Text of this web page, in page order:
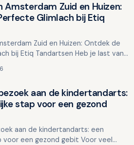
Zuid en Huizen:
Glimlach bij Etiq
Zuid en Huizen: Ontdek de
bij Etiq Tandartsen Heb je last van
aan de kindertandarts:
stap voor een gezond
aan de kindertandarts: een
voor een gezond gebit Voor veel